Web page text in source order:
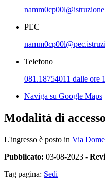
PEC
Telefono
081.18754011 dalle ore
Naviga su Google Maps
Modalità di accesso
L'ingresso è posto in Via
Pubblicato: 03-08-2023 -
Tag pagina: Sedi